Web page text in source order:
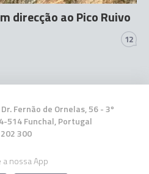
direcção ao Pico Ruivo
12
Fernão de Ornelas, 56 - 3º
514 Funchal, Portugal
300
a nossa App